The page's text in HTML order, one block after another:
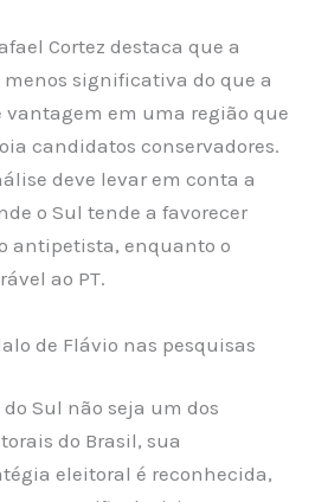
Cortez destaca que a
significativa do que a
vantagem em uma região que
candidatos conservadores.
deve levar em conta a
o Sul tende a favorecer
antipetista, enquanto o
ao PT.
de Flávio nas pesquisas
do Sul não seja um dos
do Brasil, sua
eleitoral é reconhecida,